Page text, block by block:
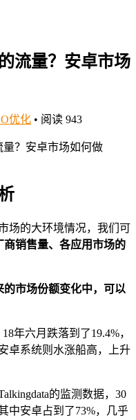
流量？安卓市场
优化 • 阅读 943
场的大环境情况，我们可
销售量、各应用市场的
的市场份额变化中，可以
年六月跌落到了19.4%，
卓系统则水涨船高，上升
的监测数据，30
中安卓占到了73%，几乎